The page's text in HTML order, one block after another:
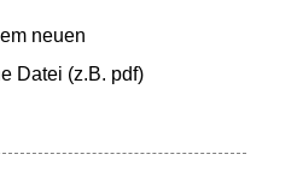
neuen
Datei (z.B. pdf)